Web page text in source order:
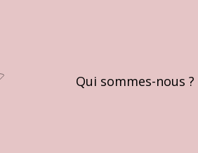
Qui sommes-nous ?